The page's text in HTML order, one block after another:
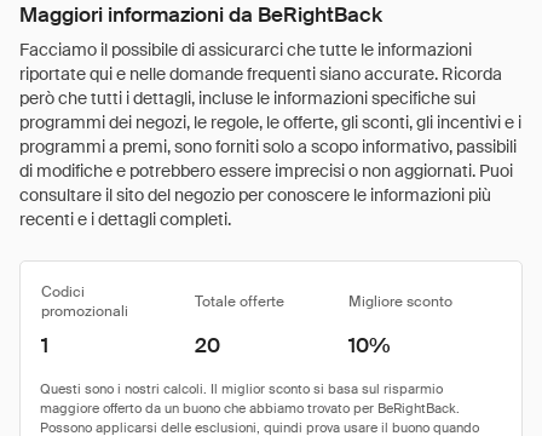
Maggiori informazioni da BeRightBack
Facciamo il possibile di assicurarci che tutte le informazioni
riportate qui e nelle domande frequenti siano accurate. Ricorda
però che tutti i dettagli, incluse le informazioni specifiche sui
programmi dei negozi, le regole, le offerte, gli sconti, gli incentivi e i
programmi a premi, sono forniti solo a scopo informativo, passibili
di modifiche e potrebbero essere imprecisi o non aggiornati. Puoi
consultare il sito del negozio per conoscere le informazioni più
recenti e i dettagli completi.
Codici
promozionali
Totale offerte Migliore sconto
1 20 10%